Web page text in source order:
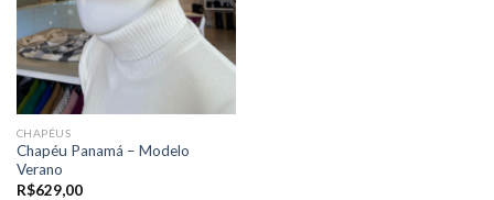
CHAPÉUS
Chapéu Panamá – Modelo
Verano
R$629,00